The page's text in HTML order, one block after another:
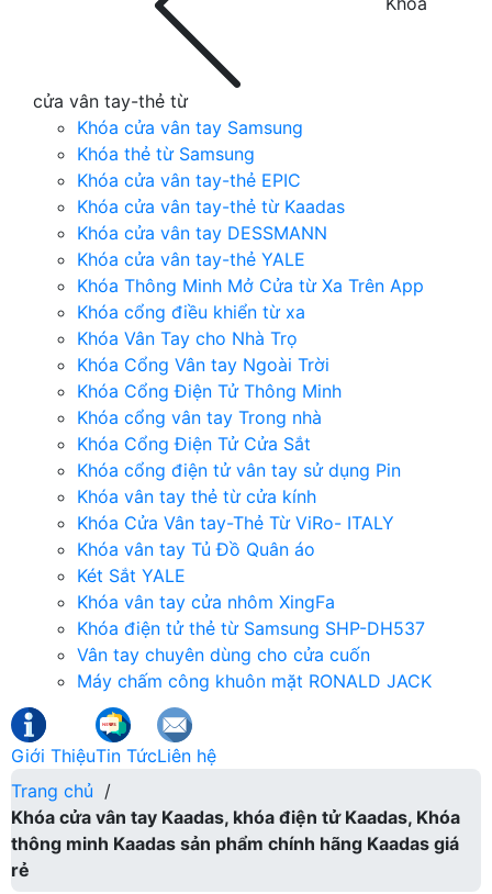
cửa vân tay-thẻ từ
Khóa cửa vân tay Samsung
Khóa thẻ từ Samsung
Khóa cửa vân tay-thẻ EPIC
Khóa cửa vân tay-thẻ từ Kaadas
Khóa cửa vân tay DESSMANN
Khóa cửa vân tay-thẻ YALE
Khóa Thông Minh Mở Cửa từ Xa Trên App
Khóa cổng điều khiển từ xa
Khóa Vân Tay cho Nhà Trọ
Khóa Cổng Vân tay Ngoài Trời
Khóa Cổng Điện Tử Thông Minh
Khóa cổng vân tay Trong nhà
Khóa Cổng Điện Tử Cửa Sắt
Khóa cổng điện tử vân tay sử dụng Pin
Khóa vân tay thẻ từ cửa kính
Khóa Cửa Vân tay-Thẻ Từ ViRo- ITALY
Khóa vân tay Tủ Đồ Quân áo
Két Sắt YALE
Khóa vân tay cửa nhôm XingFa
Khóa điện tử thẻ từ Samsung SHP-DH537
Vân tay chuyên dùng cho cửa cuốn
Máy chấm công khuôn mặt RONALD JACK
Giới ThiệuTin TứcLiên hệ
Trang chủ /
Khóa cửa vân tay Kaadas, khóa điện tử Kaadas, Khóa
thông minh Kaadas sản phẩm chính hãng Kaadas giá
rẻ